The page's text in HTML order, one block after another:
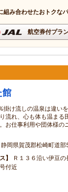
組み合わせたおトクな
航空券付プラ
館
掛け流しの温泉は違い
流れ、心も体も温まる
お仕事利用や団体様の
静岡県賀茂郡松崎町道部
Ｒ１３６沿い伊豆
付近